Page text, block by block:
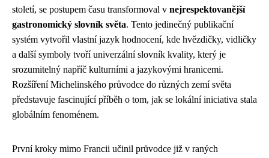
století, se postupem času transformoval v nejrespektovanější
gastronomický slovník světa. Tento jedinečný publikační
systém vytvořil vlastní jazyk hodnocení, kde hvězdičky, vidličky
a další symboly tvoří univerzální slovník kvality, který je
srozumitelný napříč kulturními a jazykovými hranicemi.
Rozšíření Michelinského průvodce do různých zemí světa
představuje fascinující příběh o tom, jak se lokální iniciativa stala
globálním fenoménem.
První kroky mimo Francii učinil průvodce již v raných